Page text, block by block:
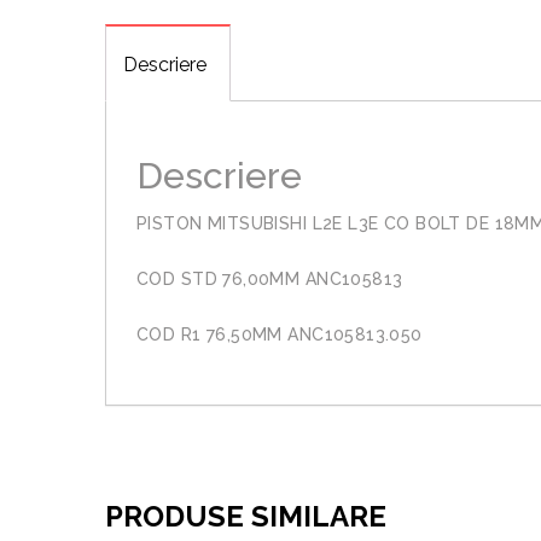
Descriere
Descriere
PISTON MITSUBISHI L2E L3E CO BOLT DE
COD STD 76,00MM ANC105813
COD R1 76,50MM ANC105813.050
PRODUSE SIMILARE